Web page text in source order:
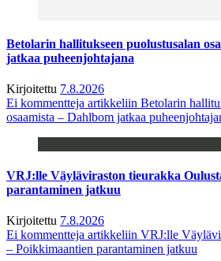
Betolarin hallitukseen puolustusalan
jatkaa puheenjohtajana
Kirjoitettu 7.8.2026
Ei kommentteja artikkeliin Betolarin
osaamista – Dahlbom jatkaa
VRJ:lle Väyläviraston tieurakka
parantaminen jatkuu
Kirjoitettu 7.8.2026
Ei kommentteja artikkeliin VRJ:lle
– Poikkimaantien parantaminen jatkuu